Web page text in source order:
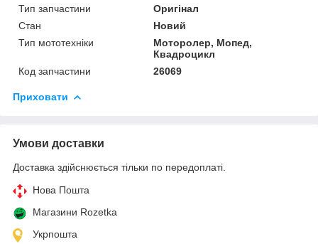
Тип запчастини
Оригінал
Стан
Новий
Тип мототехніки
Моторолер, Мопед,
Квадроцикл
Код запчастини
26069
Приховати
Умови доставки
Доставка здійснюється тільки по передоплаті.
Нова Пошта
Магазини Rozetka
Укрпошта